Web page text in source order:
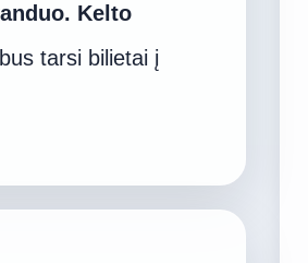
Kelto
tarsi bilietai į